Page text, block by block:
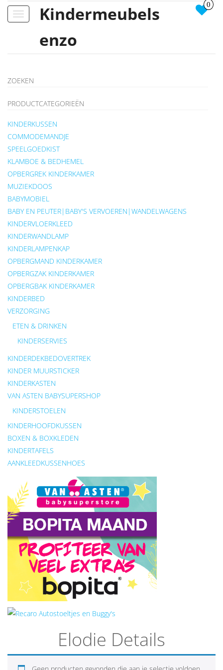
Toggle
Kindermeubels
enzo
0
ZOEKEN
PRODUCTCATEGORIEËN
KINDERKUSSEN
COMMODEMANDJE
SPEELGOEDKIST
KLAMBOE & BEDHEMEL
OPBERGREK KINDERKAMER
MUZIEKDOOS
BABYMOBIEL
BABY EN PEUTER|BABY'S VERVOEREN|WANDELWAGENS
KINDERVLOERKLEED
KINDERWANDLAMP
KINDERLAMPENKAP
OPBERGMAND KINDERKAMER
OPBERGZAK KINDERKAMER
OPBERGBAK KINDERKAMER
KINDERBED
VERZORGING
ETEN & DRINKEN
KINDERSERVIES
KINDERDEKBEDOVERTREK
KINDER MUURSTICKER
KINDERKASTEN
VAN ASTEN BABYSUPERSHOP
KINDERSTOELEN
KINDERHOOFDKUSSEN
BOXEN & BOXKLEDEN
KINDERTAFELS
AANKLEEDKUSSENHOES
Elodie Details